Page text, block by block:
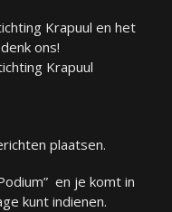
Krapuul en het
ons!
Krapuul
plaatsen.
en je komt in
kunt indienen.